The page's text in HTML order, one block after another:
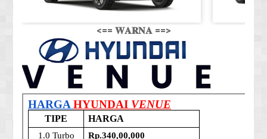
<== 𝐖𝐀𝐑𝐍𝐀 ==>